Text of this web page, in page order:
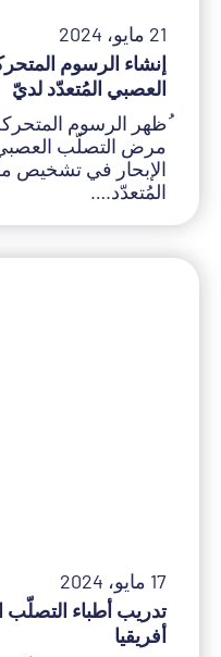
إنشاء الرسوم
العصبي المُتعدّد لديّ
21 مايو، 2024
ُظهر الرسوم
مرض التصلّب العصبي
الإبحار في تشخيص
المُتعدّد.…
تدريب أطباء
أفريقيا
17 مايو، 2024